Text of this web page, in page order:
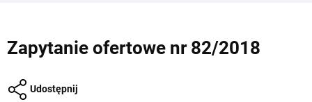
Zapytanie ofertowe nr 82/2018
Udostępnij